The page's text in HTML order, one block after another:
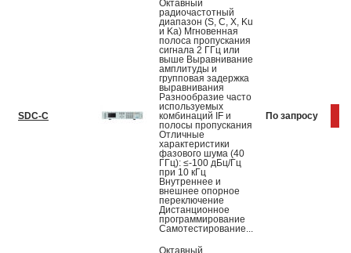
SDC-C
Октавный
радиочастотный
диапазон (S, C, X, Ku
и Ka) Мгновенная
полоса пропускания
сигнала 2 ГГц или
выше Выравнивание
амплитуды и
групповая задержка
выравнивания
Разнообразие часто
используемых
комбинаций IF и
полосы пропускания
Отличные
характеристики
фазового шума (40
ГГц): ≤-100 дБц/Гц
при 10 кГц
Внутреннее и
внешнее опорное
переключение
Дистанционное
программирование
Самотестирование...
По запросу